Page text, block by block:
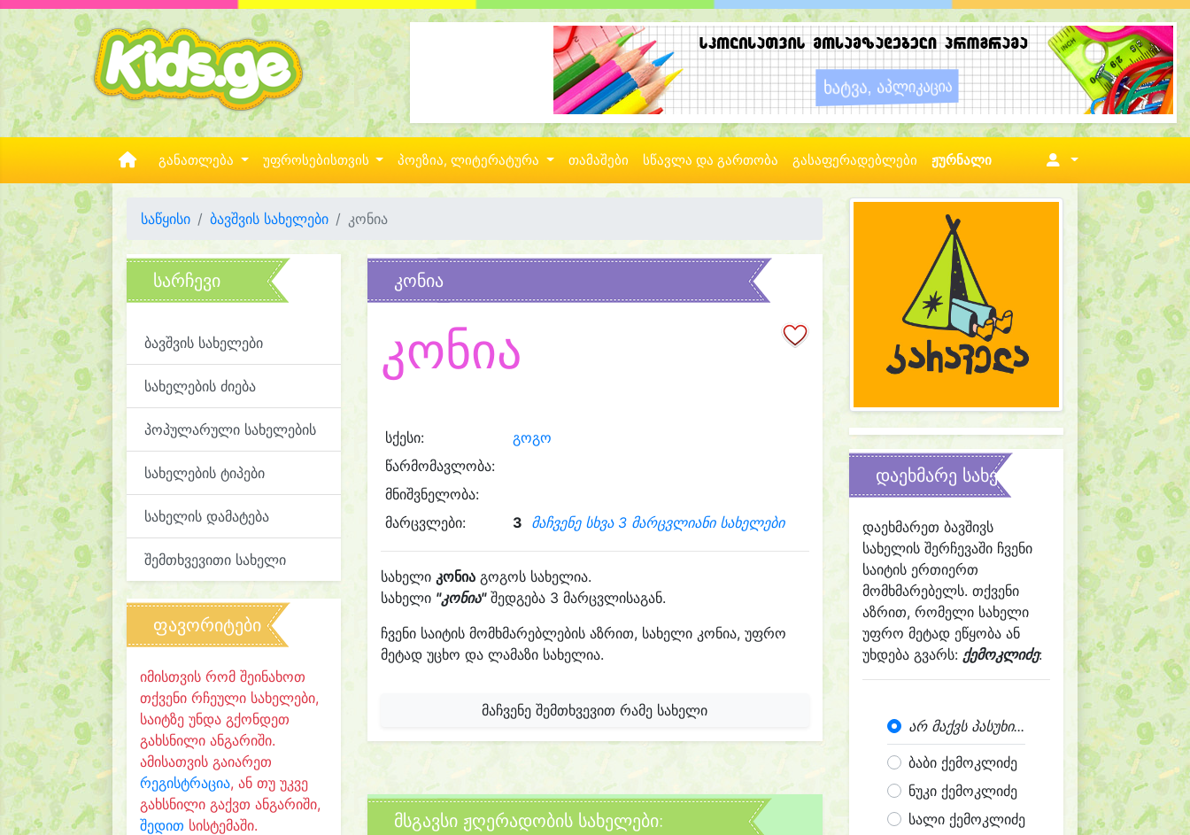
განათლება უფროსებისთვის პოეზია, ლიტერატურა თამაშები სწავლა და გართობა გასაფერადებლები ჟურნალი
საწყისი ბავშვის სახელები კონია
სარჩევი
ბავშვის სახელები
სახელების ძიება
პოპულარული სახელების
სახელების ტიპები
სახელის დამატება
შემთხვევითი სახელი
ფავორიტები
იმისთვის რომ შეინახოთ
თქვენი რჩეული სახელები,
საიტზე უნდა გქონდეთ
გახსნილი ანგარიში.
ამისათვის გაიარეთ
რეგისტრაცია, ან თუ უკვე
გახსნილი გაქვთ ანგარიში,
შედით სისტემაში.
კონია
კონია
სქესი:
გოგო
წარმომავლობა:
მნიშვნელობა:
მარცვლები:
3 მაჩვენე სხვა 3 მარცვლიანი სახელები
სახელი კონიაგოგოს სახელია.
სახელი "კონია"შედგება 3 მარცვლისაგან.
ჩვენი საიტის მომხმარებლების აზრით, სახელი კონია, უფრო
მეტად უცხო და ლამაზი სახელია.
მაჩვენე შემთხვევით რამე სახელი
მსგავსი ჟღერადობის სახელები:
დაეხმარე სახელის შერჩევაში
დაეხმარეთ ბავშივს
სახელის შერჩევაში ჩვენი
საიტის ერთიერთ
მომხმარებელს. თქვენი
აზრით, რომელი სახელი
უფრო მეტად ეწყობა ან
უხდება გვარს: ქემოკლიძე:
არ მაქვს პასუხი...
ბაბი ქემოკლიძე
ნუკი ქემოკლიძე
სალი ქემოკლიძე